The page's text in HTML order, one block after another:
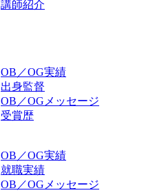
講師紹介
OB／OG実績
出身監督
OB／OGメッセージ
受賞歴
OB／OG実績
就職実績
OB／OGメッセージ